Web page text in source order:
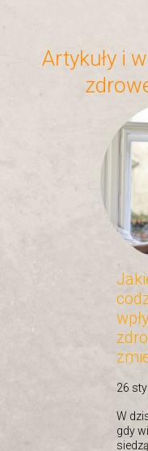
26
W
gdy
Artykuły i